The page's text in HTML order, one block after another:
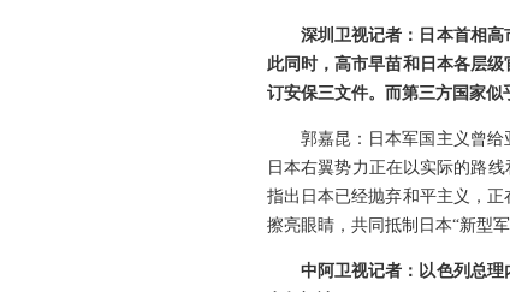
深圳卫视记者：日本首相
此同时，高市早苗和日本各层
订安保三文件。而第三方国家似
郭嘉昆：日本军国主义曾给
日本右翼势力正在以实际的路
指出日本已经抛弃和平主义，
擦亮眼睛，共同抵制日本“新型
中阿卫视记者：以色列总